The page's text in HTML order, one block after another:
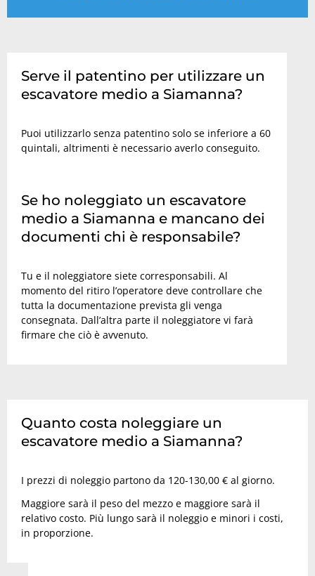
Serve il patentino per utilizzare un
escavatore medio a Siamanna?
Puoi utilizzarlo senza patentino solo se inferiore a 60
quintali, altrimenti è necessario averlo conseguito.
Se ho noleggiato un escavatore
medio a Siamanna e mancano dei
documenti chi è responsabile?
Tu e il noleggiatore siete corresponsabili. Al
momento del ritiro l’operatore deve controllare che
tutta la documentazione prevista gli venga
consegnata. Dall’altra parte il noleggiatore vi farà
firmare che ciò è avvenuto.
Quanto costa noleggiare un
escavatore medio a Siamanna?
I prezzi di noleggio partono da 120-130,00 € al giorno.
Maggiore sarà il peso del mezzo e maggiore sarà il
relativo costo. Più lungo sarà il noleggio e minori i costi,
in proporzione.